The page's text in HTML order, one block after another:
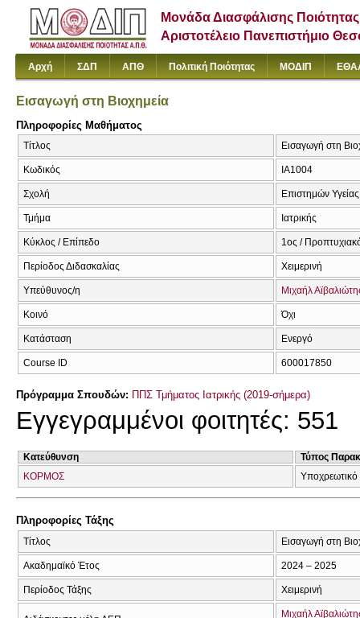
Μονάδα Διασφάλισης Ποιότητας
Αριστοτέλειο Πανεπιστήμιο
Αρχή ΣΔΠ ΑΠΘ Πολιτική Ποιότητας ΜΟΔΙΠ
Εισαγωγή στη Βιοχημεία
Πληροφορίες Μαθήματος
Τίτλος Εισαγωγή στη
Κωδικός ΙΑ1004
Σχολή Επιστημών Υγείας
Τμήμα Ιατρικής
Κύκλος / Επίπεδο 1ος /
Περίοδος Διδασκαλίας Χειμερινή
Υπεύθυνος/η Μιχαήλ
Κοινό Όχι
Κατάσταση Ενεργό
Course ID 600017850
Πρόγραμμα Σπουδών: ΠΠΣ Τμήματος Ιατρικής (2019-σήμερα)
Εγγεγραμμένοι φοιτητές: 551
Κατεύθυνση
Τύπος
ΚΟΡΜΟΣ
Υποχρεωτικό
Πληροφορίες Τάξης
Τίτλος Εισαγωγή στη
Ακαδημαϊκό Έτος 2024 – 2025
Περίοδος Τάξης Χειμερινή
Μιχαήλ